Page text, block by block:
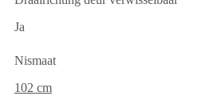
Ja
Nismaat
102 cm